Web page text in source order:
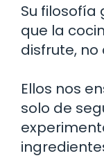
Su filosofía
que la
disfrute, no
Ellos nos
solo de